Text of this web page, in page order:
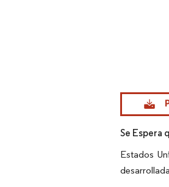
Imagen ©
Se Espera
Estados